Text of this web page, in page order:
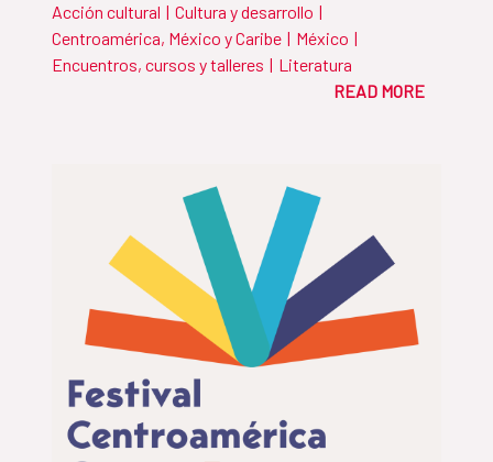
Acción cultural | Cultura y desarrollo |
Centroamérica, México y Caribe | México |
Encuentros, cursos y talleres | Literatura
READ MORE